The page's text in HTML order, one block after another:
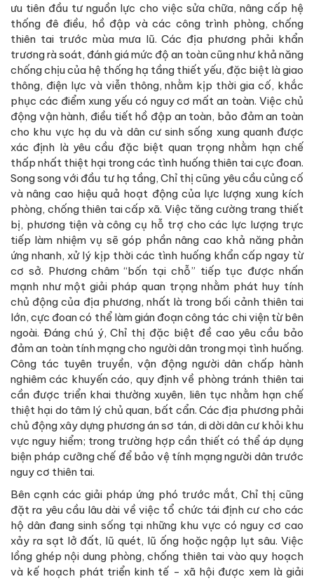
ưu tiên đầu tư nguồn lực cho việc sửa chữa, nâng cấp hệ
thống đê điều, hồ đập và các công trình phòng, chống
thiên tai trước mùa mưa lũ. Các địa phương phải khẩn
trương rà soát, đánh giá mức độ an toàn cũng như khả năng
chống chịu của hệ thống hạ tầng thiết yếu, đặc biệt là giao
thông, điện lực và viễn thông, nhằm kịp thời gia cố, khắc
phục các điểm xung yếu có nguy cơ mất an toàn. Việc chủ
động vận hành, điều tiết hồ đập an toàn, bảo đảm an toàn
cho khu vực hạ du và dân cư sinh sống xung quanh được
xác định là yêu cầu đặc biệt quan trọng nhằm hạn chế
thấp nhất thiệt hại trong các tình huống thiên tai cực đoan.
Song song với đầu tư hạ tầng, Chỉ thị cũng yêu cầu củng cố
và nâng cao hiệu quả hoạt động của lực lượng xung kích
phòng, chống thiên tai cấp xã. Việc tăng cường trang thiết
bị, phương tiện và công cụ hỗ trợ cho các lực lượng trực
tiếp làm nhiệm vụ sẽ góp phần nâng cao khả năng phản
ứng nhanh, xử lý kịp thời các tình huống khẩn cấp ngay từ
cơ sở. Phương châm “bốn tại chỗ” tiếp tục được nhấn
mạnh như một giải pháp quan trọng nhằm phát huy tính
chủ động của địa phương, nhất là trong bối cảnh thiên tai
lớn, cực đoan có thể làm gián đoạn công tác chi viện từ bên
ngoài. Đáng chú ý, Chỉ thị đặc biệt đề cao yêu cầu bảo
đảm an toàn tính mạng cho người dân trong mọi tình huống.
Công tác tuyên truyền, vận động người dân chấp hành
nghiêm các khuyến cáo, quy định về phòng tránh thiên tai
cần được triển khai thường xuyên, liên tục nhằm hạn chế
thiệt hại do tâm lý chủ quan, bất cẩn. Các địa phương phải
chủ động xây dựng phương án sơ tán, di dời dân cư khỏi khu
vực nguy hiểm; trong trường hợp cần thiết có thể áp dụng
biện pháp cưỡng chế để bảo vệ tính mạng người dân trước
nguy cơ thiên tai.
Bên cạnh các giải pháp ứng phó trước mắt, Chỉ thị cũng
đặt ra yêu cầu lâu dài về việc tổ chức tái định cư cho các
hộ dân đang sinh sống tại những khu vực có nguy cơ cao
xảy ra sạt lở đất, lũ quét, lũ ống hoặc ngập lụt sâu. Việc
lồng ghép nội dung phòng, chống thiên tai vào quy hoạch
và kế hoạch phát triển kinh tế - xã hội được xem là giải